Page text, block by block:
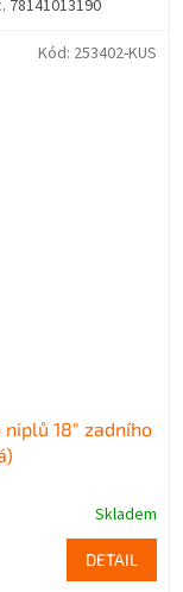
18" zadního
Skladem
DETAIL
Kód: 253402-KUS